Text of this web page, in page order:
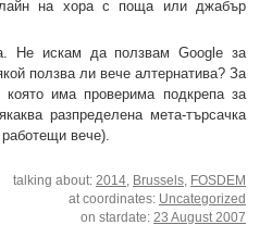
на хора с поща или джабър
Не искам да ползвам Google за
ползва ли вече алтернатива? За
която има проверима подкрепа за
разпределена мета-търсачка
вече).
talking about: 2014 Brussels
FOSDEM
at coordinates: Uncategorized
on stardate: 23 August 2007